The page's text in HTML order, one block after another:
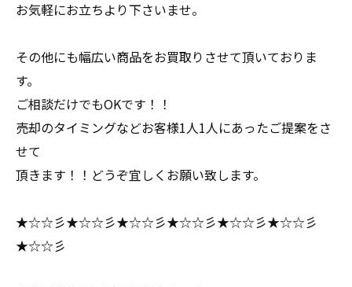
お気軽にお立ちより下さいませ。
その他にも幅広い商品をお買取りさせて頂いておりま
す。
ご相談だけでもOKです！！
売却のタイミングなどお客様1人1人にあったご提案をさ
せて
頂きます！！どうぞ宜しくお願い致します。
★☆☆彡★☆☆彡★☆☆彡★☆☆彡★☆☆彡★☆☆彡
★☆☆彡